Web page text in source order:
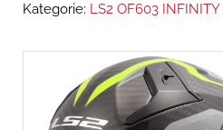
Kategorie: LS2 OF603 INFINITY II